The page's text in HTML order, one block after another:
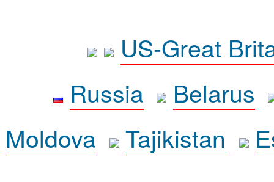
US-Great
Russia
Belarus
Moldova
Tajikistan